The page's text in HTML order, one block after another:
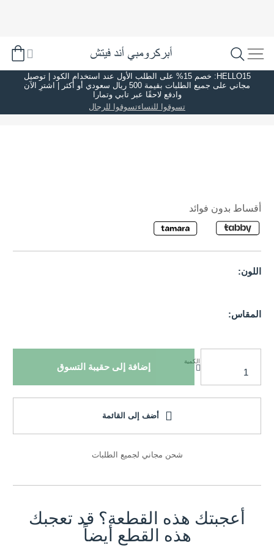
HELLO15: خصم 15% على الطلب الأول عند استخدام الكود | توصيل
مجاني على جميع الطلبات بقيمة 500 ريال سعودي أو أكثر | اشترِ الآن
وادفع لاحقًا عبر تابي وتمارا
تسوقوا للنساءتسوقوا للرجال
أقساط بدون فوائد
اللون:
المقاس:
الكمية
إضافة إلى حقيبة التسوق
أضف إلى القائمة
شحن مجاني لجميع الطلبات
أعجبتك هذه القطعة؟ قد تعجبك
هذه القطع أيضاً